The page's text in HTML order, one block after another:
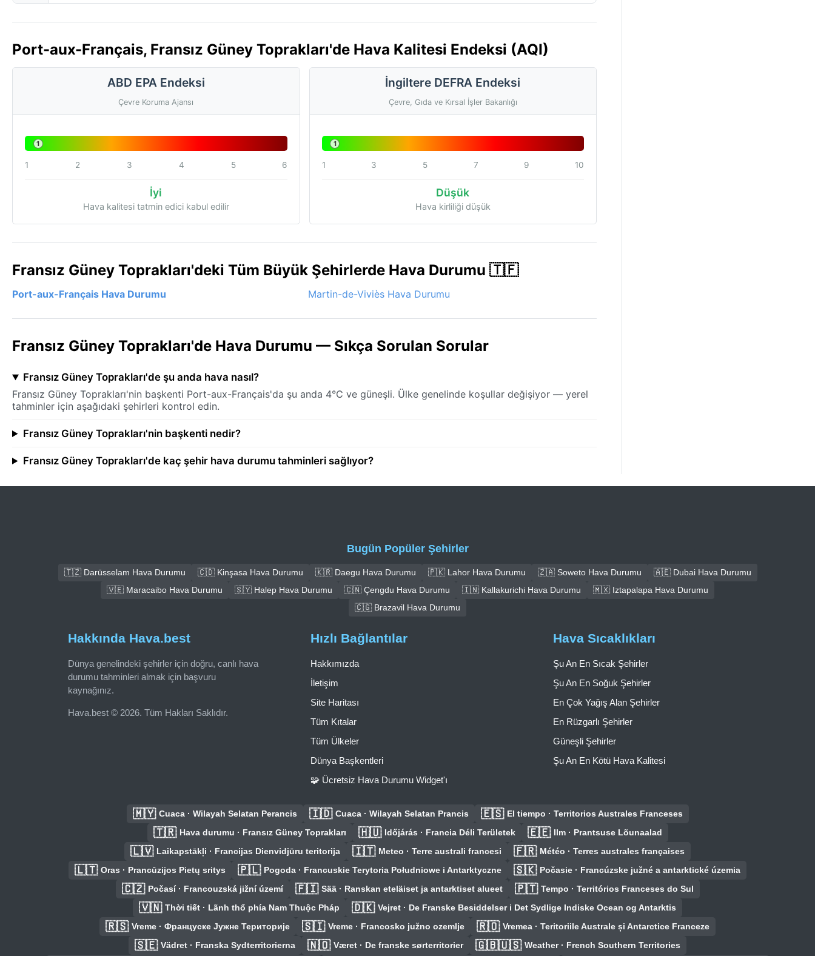
Port-aux-Français, Fransız Güney Toprakları'de Hava Kalitesi Endeksi (AQI)
ABD EPA Endeksi
Çevre Koruma Ajansı
1
1 2 3 4 5 6
İyi
Hava kalitesi tatmin edici kabul edilir
İngiltere DEFRA Endeksi
Çevre, Gıda ve Kırsal İşler Bakanlığı
1
1 3 5 7 9 10
Düşük
Hava kirliliği düşük
Fransız Güney Toprakları'deki Tüm Büyük Şehirlerde Hava Durumu 🇹🇫
Port-aux-Français Hava Durumu Martin-de-Viviès Hava Durumu
Fransız Güney Toprakları'de Hava Durumu — Sıkça Sorulan Sorular
Fransız Güney Toprakları'de şu anda hava nasıl?
Fransız Güney Toprakları'nin başkenti Port-aux-Français'da şu anda 4°C ve güneşli. Ülke genelinde koşullar değişiyor — yerel
tahminler için aşağıdaki şehirleri kontrol edin.
Fransız Güney Toprakları'nin başkenti nedir?
Fransız Güney Toprakları'de kaç şehir hava durumu tahminleri sağlıyor?
Bugün Popüler Şehirler
🇹🇿 Darüsselam Hava Durumu 🇨🇩 Kinşasa Hava Durumu 🇰🇷 Daegu Hava Durumu 🇵🇰 Lahor Hava Durumu 🇿🇦 Soweto Hava Durumu
🇦🇪 Dubai Hava Durumu
🇻🇪 Maracaibo Hava Durumu
🇸🇾 Halep Hava Durumu 🇨🇳 Çengdu Hava Durumu 🇮🇳 Kallakurichi Hava Durumu
🇲🇽 Iztapalapa Hava Durumu
🇨🇬 Brazavil Hava Durumu
Hakkında Hava.best
Dünya genelindeki şehirler için doğru, canlı hava
durumu tahminleri almak için başvuru
kaynağınız.
Hava.best © 2026. Tüm Hakları Saklıdır.
Hızlı Bağlantılar
Hakkımızda
İletişim
Site Haritası
Tüm Kıtalar
Tüm Ülkeler
Dünya Başkentleri
🧩 Ücretsiz Hava Durumu Widget'ı
Hava Sıcaklıkları
Şu An En Sıcak Şehirler
Şu An En Soğuk Şehirler
En Çok Yağış Alan Şehirler
En Rüzgarlı Şehirler
Güneşli Şehirler
Şu An En Kötü Hava Kalitesi
🇲🇾 Cuaca · Wilayah Selatan Perancis 🇮🇩 Cuaca · Wilayah Selatan Prancis 🇪🇸 El tiempo · Territorios Australes Franceses
🇹🇷 Hava durumu · Fransız Güney Toprakları 🇭🇺 Időjárás · Francia Déli Területek 🇪🇪 Ilm · Prantsuse Lõunaalad
🇱🇻 Laikapstākļi · Francijas Dienvidjūru teritorija 🇮🇹 Meteo · Terre australi francesi 🇫🇷 Météo · Terres australes françaises
🇱🇹 Oras · Prancūzijos Pietų sritys 🇵🇱 Pogoda · Francuskie Terytoria Południowe i Antarktyczne 🇸🇰 Počasie · Francúzske južné a antarktické územia
🇨🇿 Počasí · Francouzská jižní území 🇫🇮 Sää · Ranskan eteläiset ja antarktiset alueet 🇵🇹 Tempo · Territórios Franceses do Sul
🇻🇳 Thời tiết · Lãnh thổ phía Nam Thuộc Pháp 🇩🇰 Vejret · De Franske Besiddelser i Det Sydlige Indiske Ocean og Antarktis
🇷🇸 Vreme · Француске Јужне Територије 🇸🇮 Vreme · Francosko južno ozemlje 🇷🇴 Vremea · Teritoriile Australe și Antarctice Franceze
🇸🇪 Vädret · Franska Sydterritorierna 🇳🇴 Været · De franske sørterritorier 🇬🇧🇺🇸 Weather · French Southern Territories